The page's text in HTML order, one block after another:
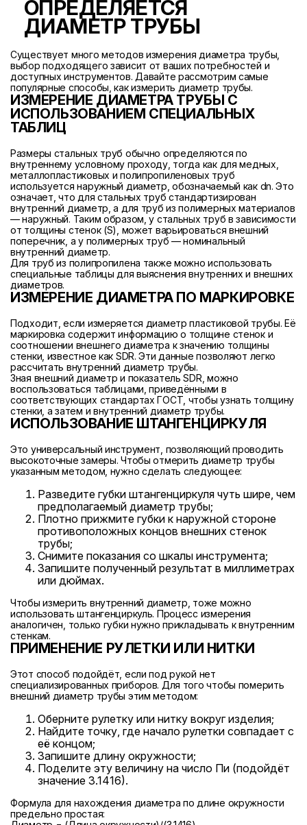
ОПРЕДЕЛЯЕТСЯ
ДИАМЕТР ТРУБЫ
Существует много методов измерения диаметра трубы,
выбор подходящего зависит от ваших потребностей и
доступных инструментов. Давайте рассмотрим самые
популярные способы, как измерить диаметр трубы.
ИЗМЕРЕНИЕ ДИАМЕТРА ТРУБЫ С
ИСПОЛЬЗОВАНИЕМ СПЕЦИАЛЬНЫХ
ТАБЛИЦ
Размеры стальных труб обычно определяются по
внутреннему условному проходу, тогда как для медных,
металлопластиковых и полипропиленовых труб
используется наружный диаметр, обозначаемый как dn. Это
означает, что для стальных труб стандартизирован
внутренний диаметр, а для труб из полимерных материалов
— наружный. Таким образом, у стальных труб в зависимости
от толщины стенок (S), может варьироваться внешний
поперечник, а у полимерных труб — номинальный
внутренний диаметр.
Для труб из полипропилена также можно использовать
специальные таблицы для выяснения внутренних и внешних
диаметров.
ИЗМЕРЕНИЕ ДИАМЕТРА ПО МАРКИРОВКЕ
Подходит, если измеряется диаметр пластиковой трубы. Её
маркировка содержит информацию о толщине стенок и
соотношении внешнего диаметра к значению толщины
стенки, известное как SDR. Эти данные позволяют легко
рассчитать внутренний диаметр трубы.
Зная внешний диаметр и показатель SDR, можно
воспользоваться таблицами, приведёнными в
соответствующих стандартах ГОСТ, чтобы узнать толщину
стенки, а затем и внутренний диаметр трубы.
ИСПОЛЬЗОВАНИЕ ШТАНГЕНЦИРКУЛЯ
Это универсальный инструмент, позволяющий проводить
высокоточные замеры. Чтобы отмерить диаметр трубы
указанным методом, нужно сделать следующее:
Разведите губки штангенциркуля чуть шире, чем
предполагаемый диаметр трубы;
Плотно прижмите губки к наружной стороне
противоположных концов внешних стенок
трубы;
Снимите показания со шкалы инструмента;
Запишите полученный результат в миллиметрах
или дюймах.
Чтобы измерить внутренний диаметр, тоже можно
использовать штангенциркуль. Процесс измерения
аналогичен, только губки нужно прикладывать к внутренним
стенкам.
ПРИМЕНЕНИЕ РУЛЕТКИ ИЛИ НИТКИ
Этот способ подойдёт, если под рукой нет
специализированных приборов. Для того чтобы померить
внешний диаметр трубы этим методом:
Оберните рулетку или нитку вокруг изделия;
Найдите точку, где начало рулетки совпадает с
её концом;
Запишите длину окружности;
Поделите эту величину на число Пи (подойдёт
значение 3.1416).
Формула для нахождения диаметра по длине окружности
предельно простая: